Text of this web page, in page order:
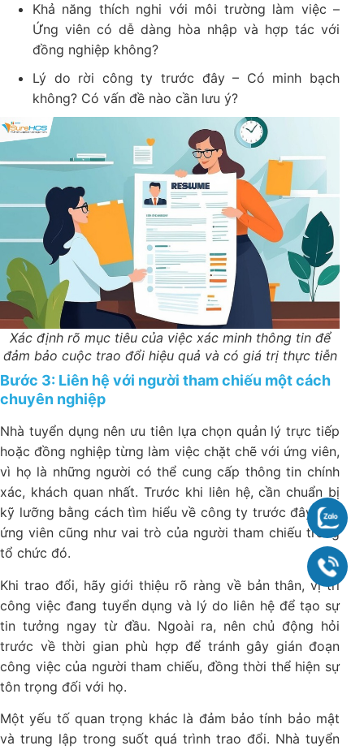
Khả năng thích nghi với môi trường làm việc –
Ứng viên có dễ dàng hòa nhập và hợp tác với
đồng nghiệp không?
Lý do rời công ty trước đây – Có minh bạch
không? Có vấn đề nào cần lưu ý?
Xác định rõ mục tiêu của việc xác minh thông tin để
đảm bảo cuộc trao đổi hiệu quả và có giá trị thực tiễn
Bước 3: Liên hệ với người tham chiếu một cách
chuyên nghiệp
Nhà tuyển dụng nên ưu tiên lựa chọn quản lý trực tiếp
hoặc đồng nghiệp từng làm việc chặt chẽ với ứng viên,
vì họ là những người có thể cung cấp thông tin chính
xác, khách quan nhất. Trước khi liên hệ, cần chuẩn bị
kỹ lưỡng bằng cách tìm hiểu về công ty trước đây của
ứng viên cũng như vai trò của người tham chiếu trong
tổ chức đó.
Khi trao đổi, hãy giới thiệu rõ ràng về bản thân, vị trí
công việc đang tuyển dụng và lý do liên hệ để tạo sự
tin tưởng ngay từ đầu. Ngoài ra, nên chủ động hỏi
trước về thời gian phù hợp để tránh gây gián đoạn
công việc của người tham chiếu, đồng thời thể hiện sự
tôn trọng đối với họ.
Một yếu tố quan trọng khác là đảm bảo tính bảo mật
và trung lập trong suốt quá trình trao đổi. Nhà tuyển